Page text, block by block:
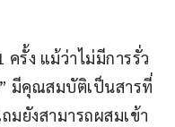
รั้ง แม้ว่าไม่มีการรั่ว
มีคุณสมบัติเป็นสารที่
ยังสามารถผสมเข้า